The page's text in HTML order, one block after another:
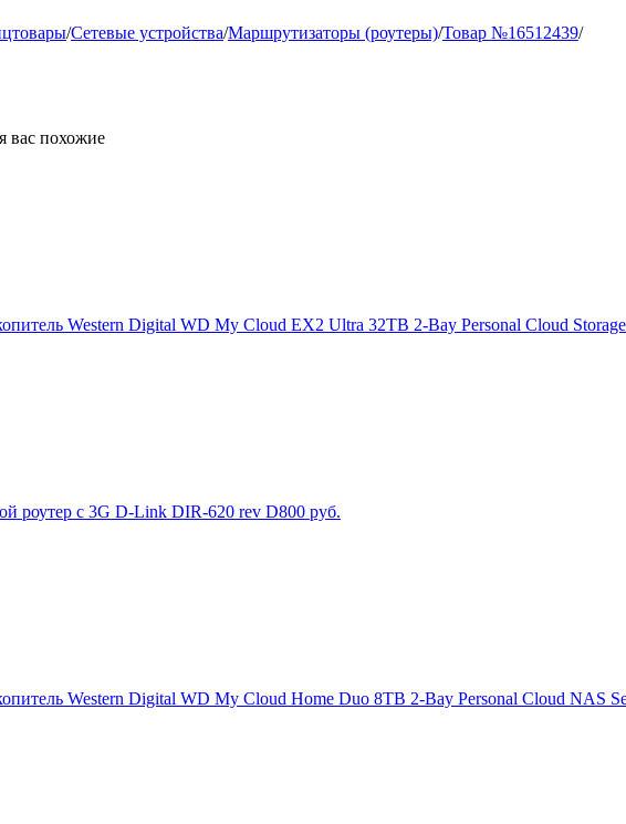
/Сетевые устройства/Маршрутизаторы (роутеры)/Товар №16512439/
вас похожие
Western Digital WD My Cloud EX2 Ultra 32TB 2-Bay Personal Cloud
роутер с 3G D-Link DIR-620 rev D800 руб.
Western Digital WD My Cloud Home Duo 8TB 2-Bay Personal Cloud NAS